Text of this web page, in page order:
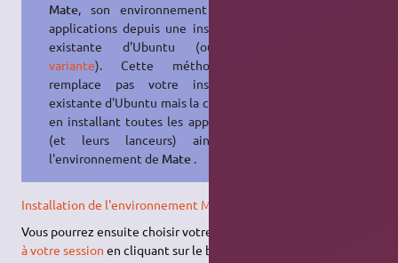
Mate, son environnement et ses
applications depuis une installation
existante d'Ubuntu (ou une
variante). Cette méthode ne
remplace pas votre installation
existante d'Ubuntu mais la complète
en installant toutes les applications
(et leurs lanceurs) ainsi que
l'environnement de Mate.
Installation de l'environnement Mate
Vous pourrez ensuite choisir votre bureau lors de la
à votre session en cliquant sur le bouton représentant le logo